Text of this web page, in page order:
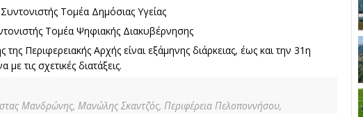
Τομέα Δημόσιας Υγείας
Τομέα Ψηφιακής Διακυβέρνησης
Περιφερειακής Αρχής είναι εξάμηνης διάρκειας, έως και την 31η
τις σχετικές διατάξεις.
Μανδρώνης, Μανώλης Σκαντζός, Περιφέρεια Πελοποννήσου,